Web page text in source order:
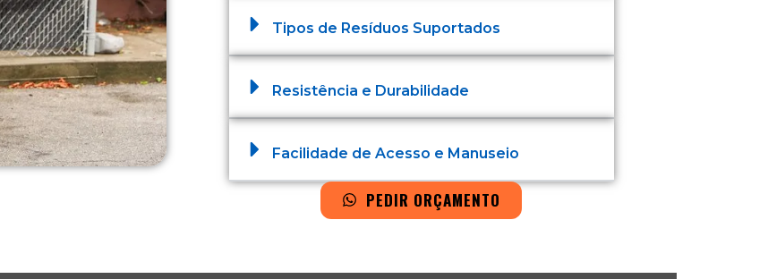
Tipos de Resíduos Suportados
Resistência e Durabilidade
Facilidade de Acesso e Manuseio
PEDIR ORÇAMENTO